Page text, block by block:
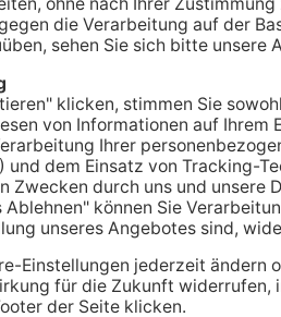
Hafenbahnhofs in Leider?
Linde MH
und daran soll sich etwas
MH Arena 40 Delegierte
und insgesamt 15
Ideen einbringen.
für die Zukunft des Geländes
soll darüber abgestimmt